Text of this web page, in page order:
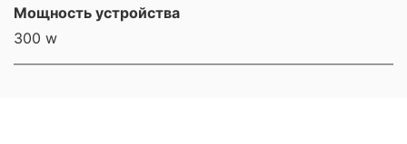
Мощность устройства
300 w